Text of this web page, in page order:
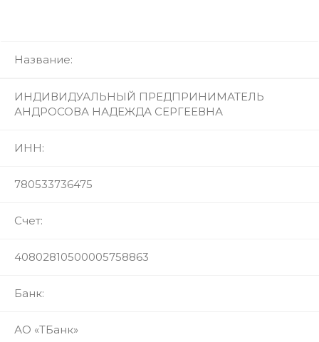
Название:
ИНДИВИДУАЛЬНЫЙ ПРЕДПРИНИМАТЕЛЬ
АНДРОСОВА НАДЕЖДА СЕРГЕЕВНА
ИНН:
780533736475
Счет:
40802810500005758863
Банк:
АО «ТБанк»